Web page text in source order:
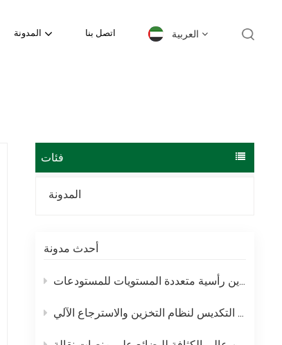
المدونة اتصل بنا العربية
العربية
português
中文
فئات
المدونة
أحدث مدونة
رفوف الميزانين – حلول تخزين رأسية متعددة المستويات للمستودعات
خطة الصيانة اليومية الكاملة لرافعة التكديس لنظام التخزين والاسترجاع الآلي